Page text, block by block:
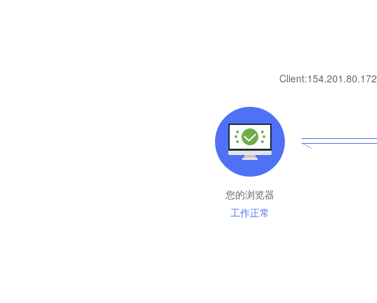
Client:154.201.80.172
您的浏览器
工作正常